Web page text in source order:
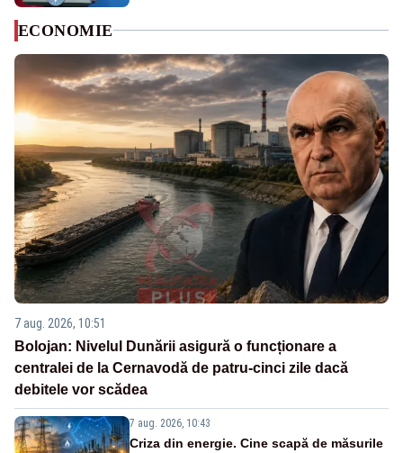
ECONOMIE
7 aug. 2026, 10:51
Bolojan: Nivelul Dunării asigură o funcționare a
centralei de la Cernavodă de patru-cinci zile dacă
debitele vor scădea
7 aug. 2026, 10:43
Criza din energie. Cine scapă de măsurile